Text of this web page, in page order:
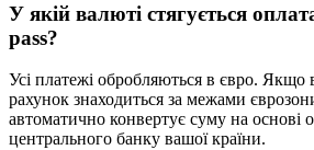
У якій валюті стягується
pass?
Усі платежі обробляються в євро. Якщо
рахунок знаходиться за межами
автоматично конвертує суму на основі
центрального банку вашої країни.